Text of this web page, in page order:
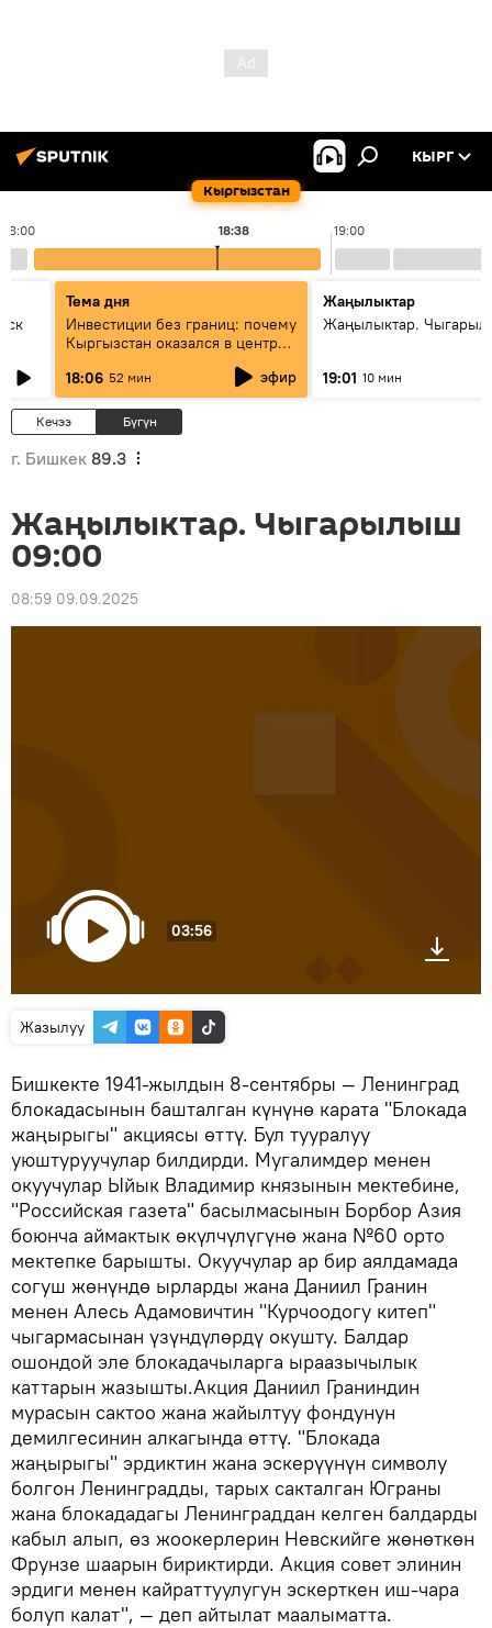
Кыргызстан
КЫРГ
18:00 19:00
18:38
Тема дня
Инвестиции без границ: почему
Кыргызстан оказался в центре
18:06 52 мин эфир
Жаңылыктар
Жаңылыктар.
19:01 10 мин
Кечээ Бүгүн
г. Бишкек 89.3
Жаңылыктар. Чыгарылыш
09:00
08:59 09.09.2025
03:56
Жазылуу
Бишкекте 1941-жылдын 8-сентябры — Ленинград
блокадасынын башталган күнүнө карата "Блокада
жаңырыгы" акциясы өттү. Бул тууралуу
уюштуруучулар билдирди. Мугалимдер менен
окуучулар Ыйык Владимир князынын мектебине,
"Российская газета" басылмасынын Борбор Азия
боюнча аймактык өкүлчүлүгүнө жана №60 орто
мектепке барышты. Окуучулар ар бир аялдамада
согуш жөнүндө ырларды жана Даниил Гранин
менен Алесь Адамовичтин "Курчоодогу китеп"
чыгармасынан үзүндүлөрдү окушту. Балдар
ошондой эле блокадачыларга ыраазычылык
каттарын жазышты.Акция Даниил Граниндин
мурасын сактоо жана жайылтуу фондунун
демилгесинин алкагында өттү. "Блокада
жаңырыгы" эрдиктин жана эскерүүнүн символу
болгон Ленинградды, тарых сакталган Юграны
жана блокададагы Ленинграддан келген балдарды
кабыл алып, өз жоокерлерин Невскийге жөнөткөн
Фрунзе шаарын бириктирди. Акция совет элинин
эрдиги менен кайраттуулугун эскерткен иш-чара
болуп калат", — деп айтылат маалыматта.